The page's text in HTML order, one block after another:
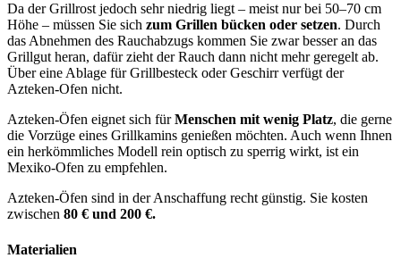
Da der Grillrost jedoch sehr niedrig liegt – meist nur bei 50–70 cm
Höhe – müssen Sie sich zum Grillen bücken oder setzen. Durch
das Abnehmen des Rauchabzugs kommen Sie zwar besser an das
Grillgut heran, dafür zieht der Rauch dann nicht mehr geregelt ab.
Über eine Ablage für Grillbesteck oder Geschirr verfügt der
Azteken-Ofen nicht.
Azteken-Öfen eignet sich fürMenschen mit wenig Platz, die gerne
die Vorzüge eines Grillkamins genießen möchten. Auch wenn Ihnen
ein herkömmliches Modell rein optisch zu sperrig wirkt, ist ein
Mexiko-Ofen zu empfehlen.
Azteken-Öfen sind in der Anschaffung recht günstig. Sie kosten
zwischen 80 € und 200 €.
Materialien